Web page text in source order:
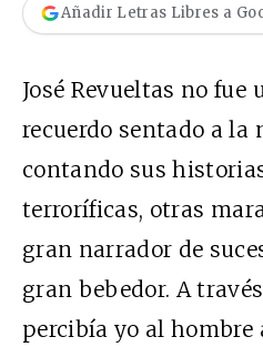
Añadir Letras Libres a
José Revueltas no fue
recuerdo sentado a la
contando sus
terroríficas, otras
gran narrador de
gran bebedor. A
percibía yo al